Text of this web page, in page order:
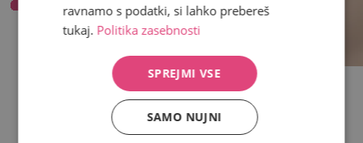
Vse v kategoriji Nakit
Uhani
Zapestnice
Ogrlice
Kolekcija Adéle Pečlové
ravnamo s podatki, si lahko prebereš
tukaj. Politika zasebnosti
SPREJMI VSE
SAMO NUJNI